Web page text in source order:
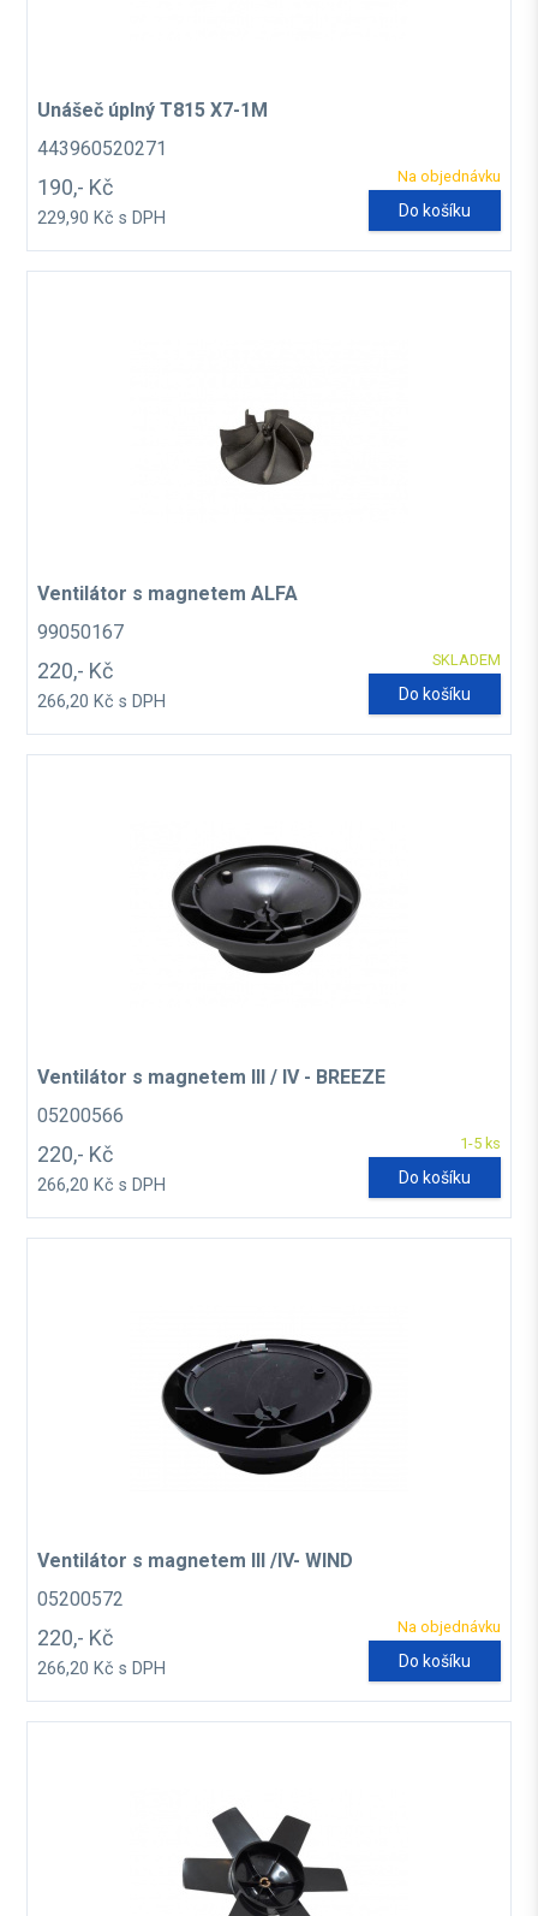
Unášeč úplný T815 X7-1M
443960520271
Na objednávku
190,- Kč
229,90 Kč s DPH Do košíku
Ventilátor s magnetem ALFA
99050167
SKLADEM
220,- Kč
266,20 Kč s DPH Do košíku
Ventilátor s magnetem III / IV - BREEZE
05200566
1-5 ks
220,- Kč
266,20 Kč s DPH Do košíku
Ventilátor s magnetem III /IV- WIND
05200572
Na objednávku
220,- Kč
266,20 Kč s DPH Do košíku